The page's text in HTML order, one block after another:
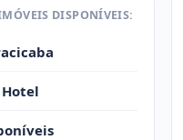
DISPONÍVEIS: